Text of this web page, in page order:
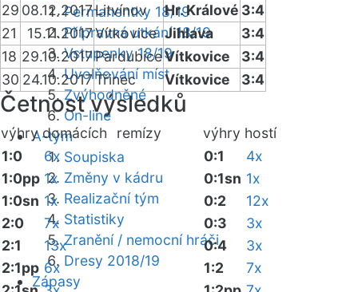
Permanentky 18/19
Přípravná utkání 18/19
Vstupenky 18/19
Uvolňování míst
Zvýhodněné
On-line
A-tým
Soupiska
Změny v kádru
Realizační tým
Statistiky
Zranění / nemocní hráči
Dresy 2018/19
Zápasy
29 08.12.2017Litvínov Hr. Králové 3:4
21
15.11.2017Vítkovice Jihlava
3:4
18 29.10.2017PardubiceVítkovice
3:4
30 24.10.2017Třinec Vítkovice 3:4
Četnost výsledků
výhry domácích remízy výhry hostí
1:0
6x
1:0pp 1x
1:0sn 1x
2:0
7x
2:1
13x
2:1pp 6x
0:1
4x
0:1sn 1x
0:2
12x
0:3
3x
0:4
3x
1:2
7x